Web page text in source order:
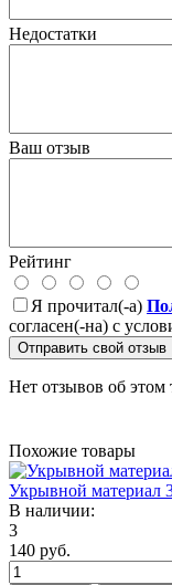
Недостатки
Ваш отзыв
Рейтинг
Я прочитал(-а)
согласен(-на) с
Отправить свой отзыв
Нет отзывов об этом
Похожие товары
Укрывной материал
В наличии:
3
140 руб.